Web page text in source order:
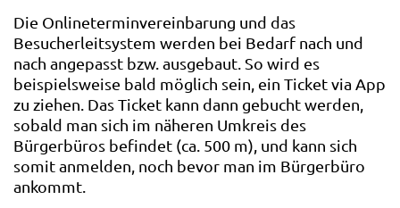
Die Onlineterminvereinbarung und das
Besucherleitsystem werden bei Bedarf nach und
nach angepasst bzw. ausgebaut. So wird es
beispielsweise bald möglich sein, ein Ticket via App
zu ziehen. Das Ticket kann dann gebucht werden,
sobald man sich im näheren Umkreis des
Bürgerbüros befindet (ca. 500 m), und kann sich
somit anmelden, noch bevor man im Bürgerbüro
ankommt.